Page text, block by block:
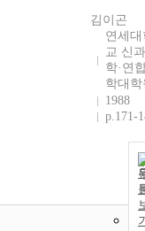
김이곤
연세대
교 신
학·연
학대학
1988
p.171-